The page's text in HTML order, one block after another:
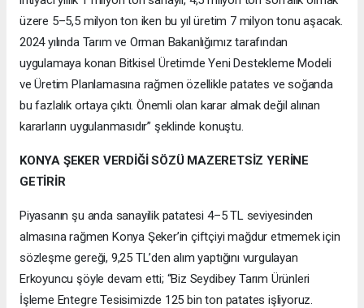
üzere 5–5,5 milyon ton iken bu yıl üretim 7 milyon tonu aşacak.
2024 yılında Tarım ve Orman Bakanlığımız tarafından
uygulamaya konan Bitkisel Üretimde Yeni Destekleme Modeli
ve Üretim Planlamasına rağmen özellikle patates ve soğanda
bu fazlalık ortaya çıktı. Önemli olan karar almak değil alınan
kararların uygulanmasıdır” şeklinde konuştu.
KONYA ŞEKER VERDİĞİ SÖZÜ MAZERETSİZ YERİNE
GETİRİR
Piyasanın şu anda sanayilik patatesi 4–5 TL seviyesinden
almasına rağmen Konya Şeker’in çiftçiyi mağdur etmemek için
sözleşme gereği, 9,25 TL’den alım yaptığını vurgulayan
Erkoyuncu şöyle devam etti; “Biz Seydibey Tarım Ürünleri
İşleme Entegre Tesisimizde 125 bin ton patates işliyoruz.